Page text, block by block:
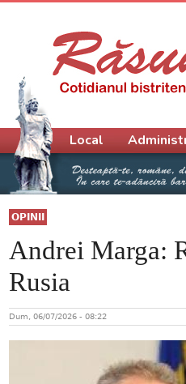
OPINII
Andrei Marga:
Rusia
Dum, 06/07/2026 - 08:22
Meniu principal
Local